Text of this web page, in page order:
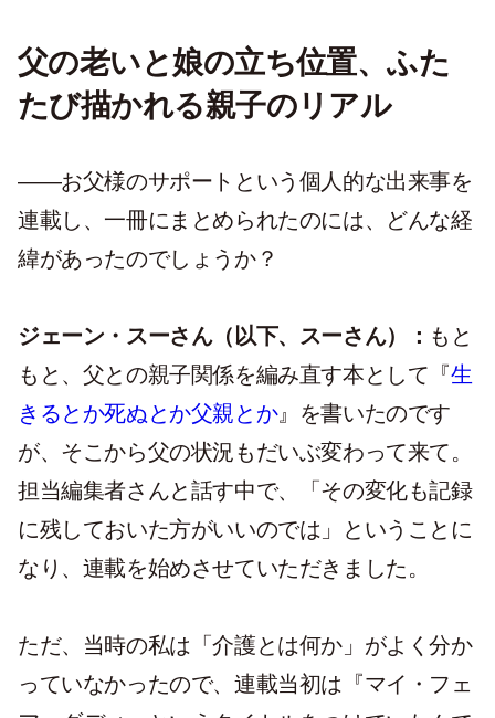
父の老いと娘の立ち位置、ふた
たび描かれる親子のリアル
——お父様のサポートという個人的な出来事を
連載し、一冊にまとめられたのには、どんな経
緯があったのでしょうか？
ジェーン・スーさん（以下、スーさん）： もと
もと、父との親子関係を編み直す本として『生
きるとか死ぬとか父親とか』を書いたのです
が、そこから父の状況もだいぶ変わって来て。
担当編集者さんと話す中で、「その変化も記録
に残しておいた方がいいのでは」ということに
なり、連載を始めさせていただきました。
ただ、当時の私は「介護とは何か」がよく分か
っていなかったので、連載当初は『マイ・フェ